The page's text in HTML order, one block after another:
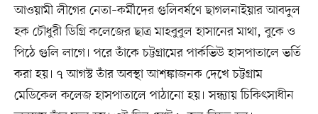
আওয়ামী লীগের নেতা–কর্মীদের গুলিবর্ষণে ছাগলনাইয়ার আবদুল
হক চৌধুরী ডিগ্রি কলেজের ছাত্র মাহবুবুল হাসানের মাথা, বুকে ও
পিঠে গুলি লাগে। পরে তাঁকে চট্টগ্রামের পার্কভিউ হাসপাতালে ভর্তি
করা হয়। ৭ আগস্ট তাঁর অবস্থা আশঙ্কাজনক দেখে চট্টগ্রাম
মেডিকেল কলেজ হাসপাতালে পাঠানো হয়। সন্ধ্যায় চিকিৎসাধীন